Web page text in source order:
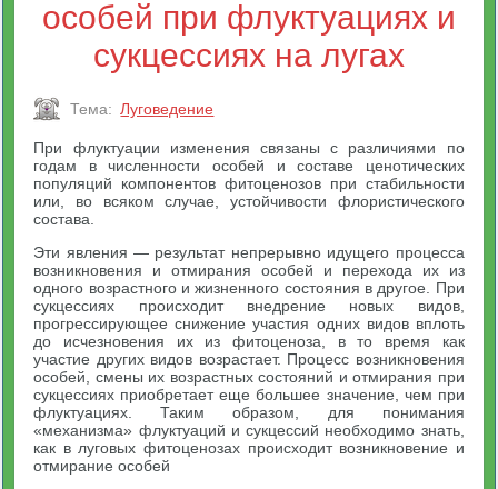
особей при флуктуациях и
сукцессиях на лугах
Тема: Луговедение
При флуктуации изменения связаны с различиями по
годам в численности особей и составе ценотических
популяций компонентов фитоценозов при стабильности
или, во всяком случае, устойчивости флористического
состава.
Эти явления — результат непрерывно идущего процесса
возникновения и отмирания особей и перехода их из
одного возрастного и жизненного состояния в другое. При
сукцессиях происходит внедрение новых видов,
прогрессирующее снижение участия одних видов вплоть
до исчезновения их из фитоценоза, в то время как
участие других видов возрастает. Процесс возникновения
особей, смены их возрастных состояний и отмирания при
сукцессиях приобретает еще большее значение, чем при
флуктуациях. Таким образом, для понимания
«механизма» флуктуаций и сукцессий необходимо знать,
как в луговых фитоценозах происходит возникновение и
отмирание особей